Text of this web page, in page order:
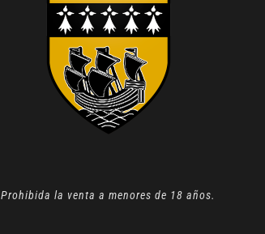
Prohibida la venta a menores de 18 años.